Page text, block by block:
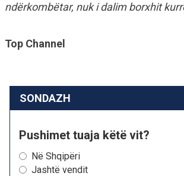
ndërkombëtar, nuk i dalim borxhit
Top Channel
SONDAZH
Pushimet tuaja këtë vit?
Në Shqipëri
Jashtë vendit